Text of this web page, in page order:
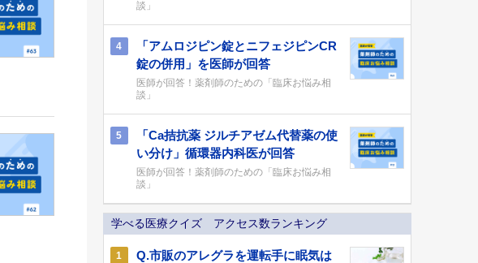
談」
4
「アムロジピン錠とニフェジピンCR
錠の併用」を医師が回答
医師が回答！薬剤師のための「臨床お悩み相
談」
5
「Ca拮抗薬 ジルチアゼム代替薬の使
い分け」循環器内科医が回答
医師が回答！薬剤師のための「臨床お悩み相
談」
学べる医療クイズ アクセス数ランキング
1
Q.市販のアレグラを運転手に眠気は